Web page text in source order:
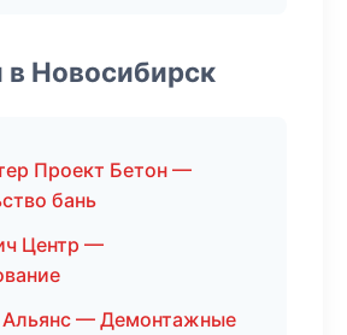
в Новосибирск
Проект Бетон —
бань
Центр —
— Демонтажные